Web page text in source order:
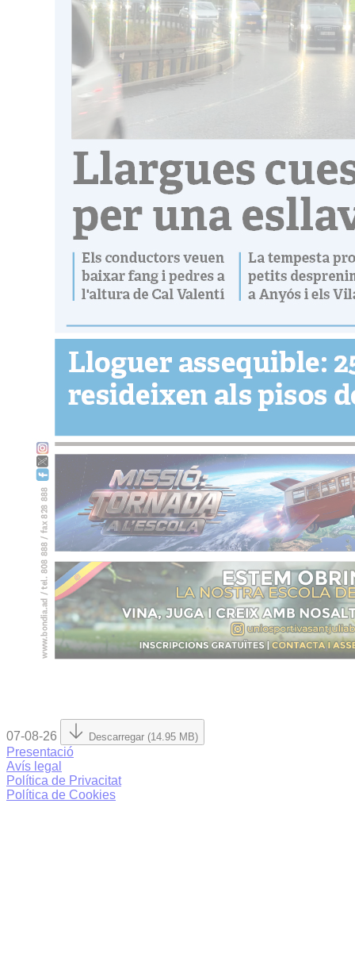
07-08-26 Descarregar (14.95 MB)
Presentació
Avís legal
Política de Privacitat
Política de Cookies